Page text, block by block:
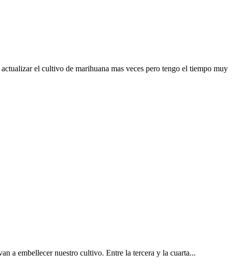
el cultivo de marihuana mas veces pero tengo el tiempo muy
a embellecer nuestro cultivo. Entre la tercera y la cuarta...